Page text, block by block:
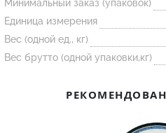
Подставка
Лодочка
Контакт
Минимальный заказ (упаковок)
Единица измерения
Вес (одной ед., кг)
Вес брутто (одной упаковки,кг)